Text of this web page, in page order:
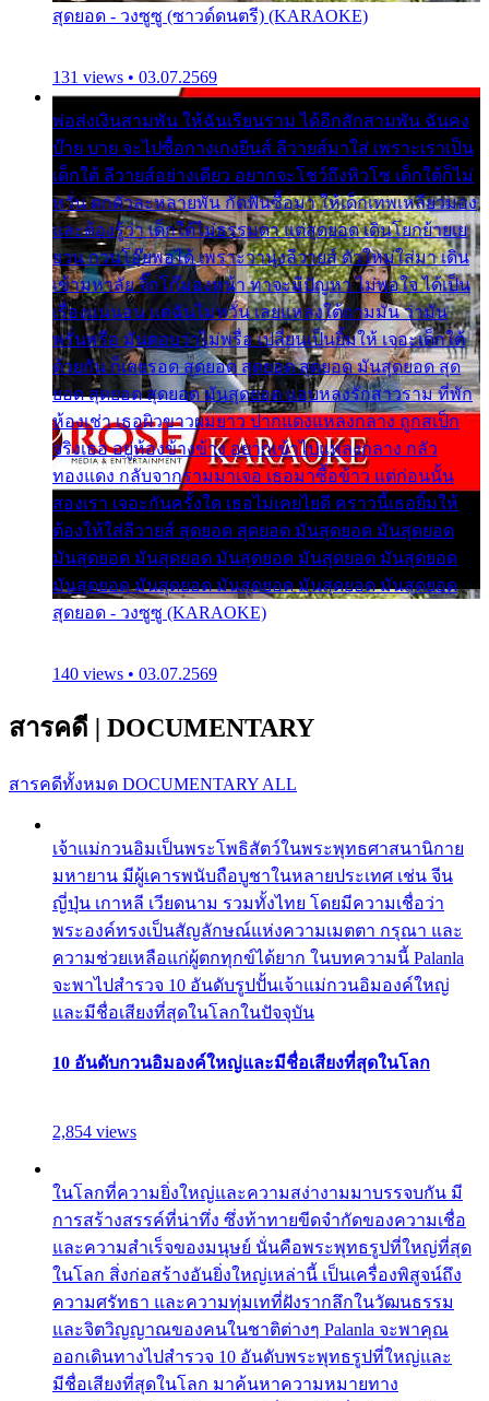
สุดยอด - วงซูซู (ซาวด์ดนตรี) (KARAOKE)
131 views • 03.07.2569
พ่อส่งเงินสามพัน ให้ฉันเรียนราม ได้อีกสักสามพัน ฉันคง
บ๊าย บาย จะไปซื้อกางเกงยีนส์ ลีวายส์มาใส่ เพราะเราเป็น
เด็กใต้ ลีวายส์อย่างเดียว อยากจะโชว์ถึงหิวโซ เด็กใต้ก็ไม่
หวั่น ตกตัวละหลายพัน กัดฟันซื้อมา ให้เด็กเทพเหลียวมอง
และต้องรู้ว่า เด็กใต้ไม่ธรรมดา แต่สุดยอด เดินโยกย้ายเย
ยวน กวนโอ๊ยพอได้ เพราะว่านุ่งลีวายส์ ตัวใหม่ใส่มา เดิน
เข้ามหาลัย จิ๊กโก๊มองหน้า ท่าจะมีปัญหา ไม่พอใจ ได้เป็น
เรื่องแน่นอน แต่ฉันไม่หวั่น เลยแหลงใต้ถามมัน ว่ามัน
พรั่นพรือ มันตอบว่าไม่พรื่อ เปลี่ยนเป็นยิ้มให้ เจอะเด็กใต้
ด้วยกัน ก็เลยรอด สุดยอด สุดยอด สุดยอด มันสุดยอด สุด
ยอด สุดยอด สุดยอด มันสุดยอด แอบหลงรักสาวราม ที่พัก
ห้องเช่า เธอผิวขาวผมยาว ปากแดงแหลงกลาง ถูกสเป็ก
จริงเธอ อยู่ห้องข้างข้าง อยากเข้าไปแหลงกลาง กลัว
ทองแดง กลับจากรามมาเจอ เธอมาซื้อข้าว แต่ก่อนนั้น
สองเรา เจอะกันครั้งใด เธอไม่เคยไยดี คราวนี้เธอยิ้มให้
ต้องให้ใส่ลีวายส์ สุดยอด สุดยอด มันสุดยอด มันสุดยอด
มันสุดยอด มันสุดยอด มันสุดยอด มันสุดยอด มันสุดยอด
มันสุดยอด มันสุดยอด มันสุดยอด มันสุดยอด มันสุดยอด
สุดยอด - วงซูซู (KARAOKE)
140 views • 03.07.2569
สารคดี | DOCUMENTARY
สารคดีทั้งหมด DOCUMENTARY ALL
เจ้าแม่กวนอิมเป็นพระโพธิสัตว์ในพระพุทธศาสนานิกาย
มหายาน มีผู้เคารพนับถือบูชาในหลายประเทศ เช่น จีน
ญี่ปุ่น เกาหลี เวียดนาม รวมทั้งไทย โดยมีความเชื่อว่า
พระองค์ทรงเป็นสัญลักษณ์แห่งความเมตตา กรุณา และ
ความช่วยเหลือแก่ผู้ตกทุกข์ได้ยาก ในบทความนี้ Palanla
จะพาไปสำรวจ 10 อันดับรูปปั้นเจ้าแม่กวนอิมองค์ใหญ่
และมีชื่อเสียงที่สุดในโลกในปัจจุบัน
10 อันดับกวนอิมองค์ใหญ่และมีชื่อเสียงที่สุดในโลก
2,854 views
ในโลกที่ความยิ่งใหญ่และความสง่างามมาบรรจบกัน มี
การสร้างสรรค์ที่น่าทึ่ง ซึ่งท้าทายขีดจำกัดของความเชื่อ
และความสำเร็จของมนุษย์ นั่นคือพระพุทธรูปที่ใหญ่ที่สุด
ในโลก สิ่งก่อสร้างอันยิ่งใหญ่เหล่านี้ เป็นเครื่องพิสูจน์ถึง
ความศรัทธา และความทุ่มเทที่ฝังรากลึกในวัฒนธรรม
และจิตวิญญาณของคนในชาติต่างๆ Palanla จะพาคุณ
ออกเดินทางไปสำรวจ 10 อันดับพระพุทธรูปที่ใหญ่และ
มีชื่อเสียงที่สุดในโลก มาค้นหาความหมายทาง